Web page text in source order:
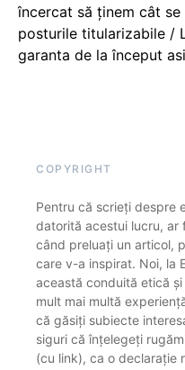
încercat să ținem cât
posturile titularizabile /
garanta de la început
COPYRIGHT
Pentru că scrieți despre
datorită acestui lucru, ar
când preluați un articol,
care v-a inspirat. Noi, la
această conduită etică
mult mai multă
că găsiți subiecte
siguri că înțelegeți
(cu link), ca o declarație